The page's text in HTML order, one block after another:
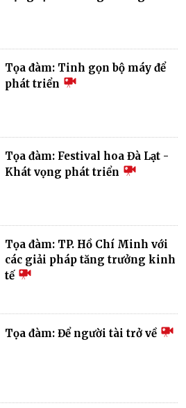
Tọa đàm: Tinh gọn bộ máy để
phát triển
Tọa đàm: Festival hoa Đà Lạt -
Khát vọng phát triển
Tọa đàm: TP. Hồ Chí Minh với
các giải pháp tăng trưởng kinh
tế
Tọa đàm: Để người tài trở về